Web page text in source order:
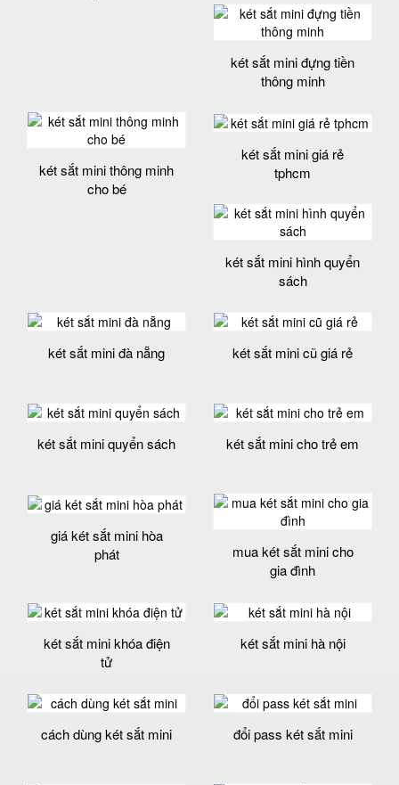
két sắt mini đựng tiền
thông minh
két sắt mini thông minh
cho bé
két sắt mini giá rẻ
tphcm
két sắt mini hình quyển
sách
két sắt mini đà nẵng két sắt mini cũ giá rẻ
két sắt mini quyển sách két sắt mini cho trẻ em
giá két sắt mini hòa
phát
mua két sắt mini cho
gia đình
két sắt mini khóa điện
tử
két sắt mini hà nội
cách dùng két sắt mini đổi pass két sắt mini